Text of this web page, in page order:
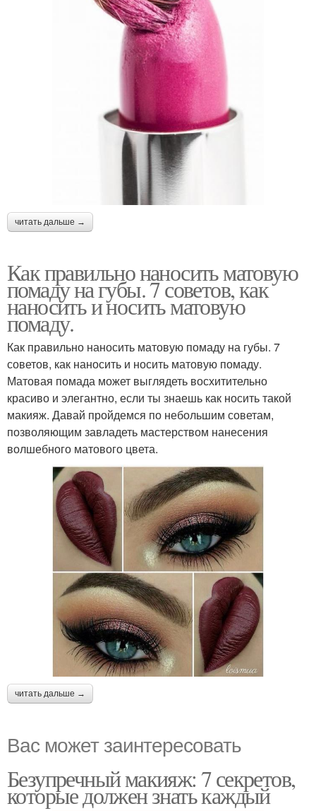
читать дальше →
Как правильно наносить матовую
помаду на губы. 7 советов, как
наносить и носить матовую
помаду.
Как правильно наносить матовую помаду на губы. 7
советов, как наносить и носить матовую помаду.
Матовая помада может выглядеть восхитительно
красиво и элегантно, если ты знаешь как носить такой
макияж. Давай пройдемся по небольшим советам,
позволяющим завладеть мастерством нанесения
волшебного матового цвета.
читать дальше →
Вас может заинтересовать
Безупречный макияж: 7 секретов,
которые должен знать каждый